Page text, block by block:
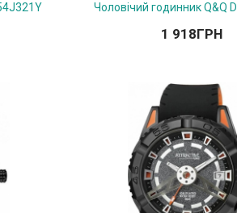
Чоловічий годинник Q&Q
1 918ГРН